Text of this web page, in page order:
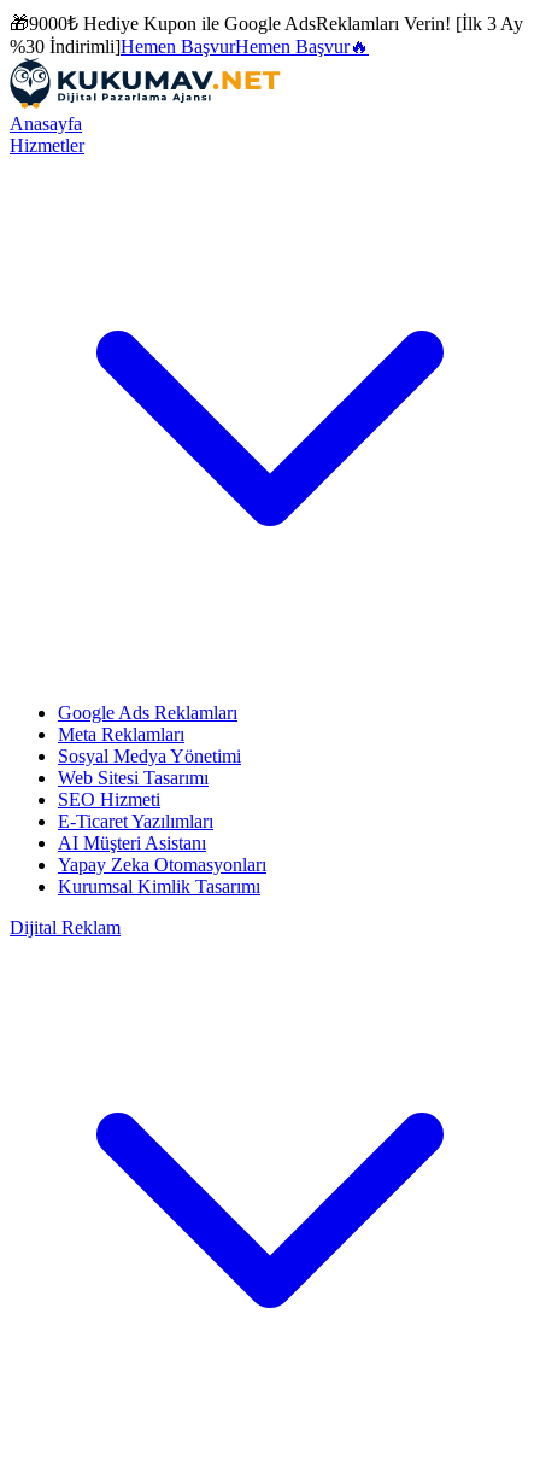
🎁9000₺ Hediye Kupon ile Google AdsReklamları Verin! [İlk 3 Ay
%30 İndirimli]Hemen BaşvurHemen Başvur🔥
Anasayfa
Hizmetler
Google Ads Reklamları
Meta Reklamları
Sosyal Medya Yönetimi
Web Sitesi Tasarımı
SEO Hizmeti
E-Ticaret Yazılımları
AI Müşteri Asistanı
Yapay Zeka Otomasyonları
Kurumsal Kimlik Tasarımı
Dijital Reklam